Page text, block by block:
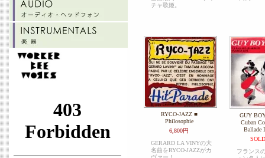
チャ歌姫。
RYCO-JAZZ ■
Philosophie
6,800円
GERARD LA VINYの大
名曲をRYCO-JAZZがカ
GUY
Cuban
Ballade
フランス